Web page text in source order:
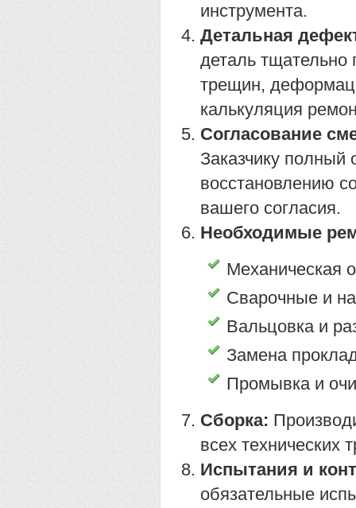
инструмента.
Детальная
деталь тщательно
трещин,
калькуляция
Согласование
Заказчику полный
восстановлению
вашего согласия.
Необходимые
Механическая
Сварочные и
Вальцовка и
Замена
Промывка и
Сборка:
всех технических
Испытания и
обязательные